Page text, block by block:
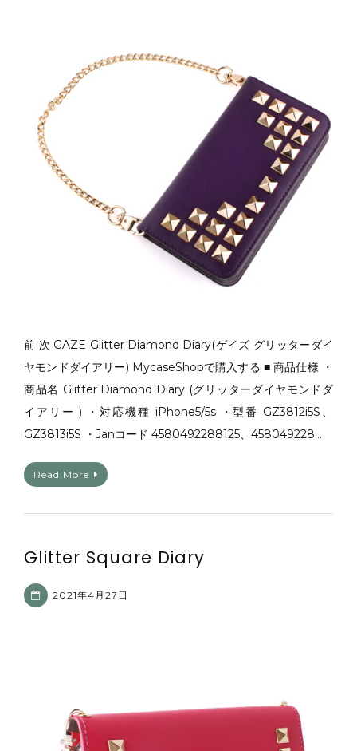
前 次 GAZE Glitter Diamond Diary(ゲイズ グリッターダイ
ヤモンドダイアリー) MycaseShopで購入する ■ 商品仕様 ・
商品名 Glitter Diamond Diary (グリッターダイヤモンドダ
イアリー ) ・対応機種 iPhone5/5s ・型番 GZ3812i5S、
GZ3813i5S ・Janコード 4580492288125、458049228…
Read More
Glitter Square Diary
2021年4月27日